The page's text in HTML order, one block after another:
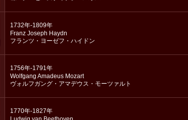
1732年-1809年
Franz Joseph Haydn
フランツ・ヨーゼフ・ハイドン
1756年-1791年
Wolfgang Amadeus Mozart
ヴォルフガング・アマデウス・モーツァルト
1770年-1827年